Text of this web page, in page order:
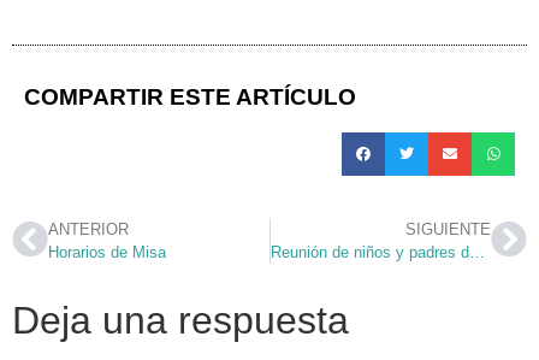
COMPARTIR ESTE ARTÍCULO
ANTERIOR
Horarios de Misa
SIGUIENTE
Reunión de niños y padres del Campamento
Deja una respuesta